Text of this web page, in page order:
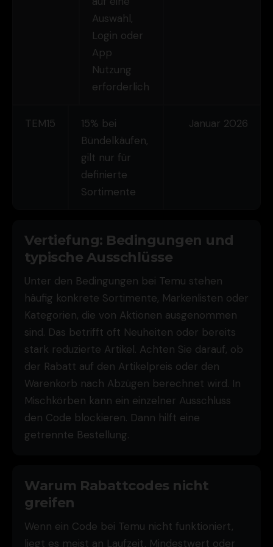
Auswahl,
Login oder
App
Nutzung
erforderlich
TEM15
15% bei
Bündelkäufen,
gilt nur für
definierte
Sortimente
Januar 2026
Vertiefung: Bedingungen und
typische Ausschlüsse
Unter den Bedingungen bei Temu stehen
häufig konkrete Sortimente, Markenlisten oder
Kategorien, die von Aktionen ausgenommen
sind. Das betrifft oft Neuheiten oder bereits
stark reduzierte Artikel. Achten Sie darauf, ob
der Rabatt auf den Artikelpreis oder den
Warenkorb nach Abzügen berechnet wird. In
Mischkörben kann ein einzelner Ausschluss
den Code blockieren. Dann hilft eine
getrennte Bestellung.
Warum Rabattcodes nicht
greifen
Wenn ein Code bei Temu nicht funktioniert,
liegt es meist an Laufzeit, Mindestwert oder